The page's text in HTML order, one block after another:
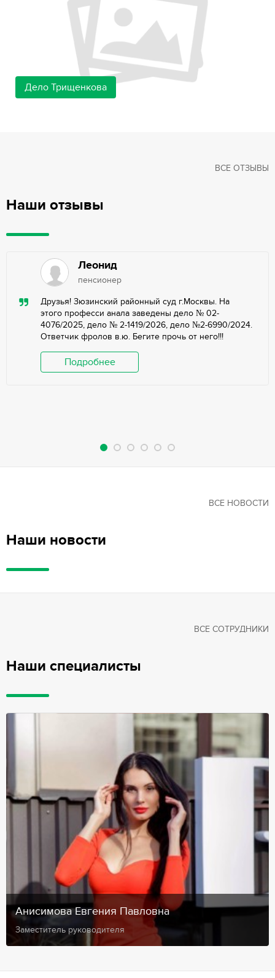
Дело Трищенкова
Наши отзывы
ВСЕ ОТЗЫВЫ
Леонид
пенсионер
Друзья! Зюзинский районный суд г.Москвы. На
этого професси анала заведены дело № 02-
4076/2025, дело № 2-1419/2026, дело №2-6990/2024.
Ответчик фролов в.ю. Бегите прочь от него!!!
Подробнее
Наши новости
ВСЕ НОВОСТИ
Наши специалисты
ВСЕ СОТРУДНИКИ
Анисимова Евгения Павловна
Заместитель руководителя